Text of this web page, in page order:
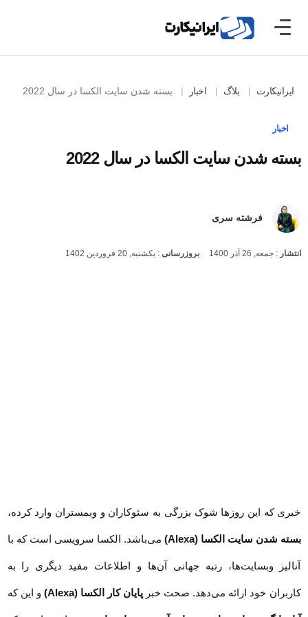
ایرانیکارت بلاگ اخبار بسته شدن سایت الکسا در سال 2022
اخبار
بسته شدن سایت الکسا در سال 2022
فرشته سری
انتشار:جمعه, 26 آذر 1400 بروزرسانی:یکشنبه, 20 فروردین 1402
خبری که این روزها شوک بزرگی به سئوکاران و وبمستران وارد کرده،بسته
شدن سایت الکسا (Alexa)
می‌باشد. الکسا سرویسی است که با آنالیز
وبسایت‌ها، رتبه جهانی آن‌ها و اطلاعات مفید دیگری را به کاربران خود ارائه
می‌دهد. صحت خبرپایان کار الکسا (Alexa) و این کهآیا جایگزین‌ های